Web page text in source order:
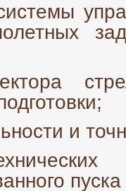
и
пуска